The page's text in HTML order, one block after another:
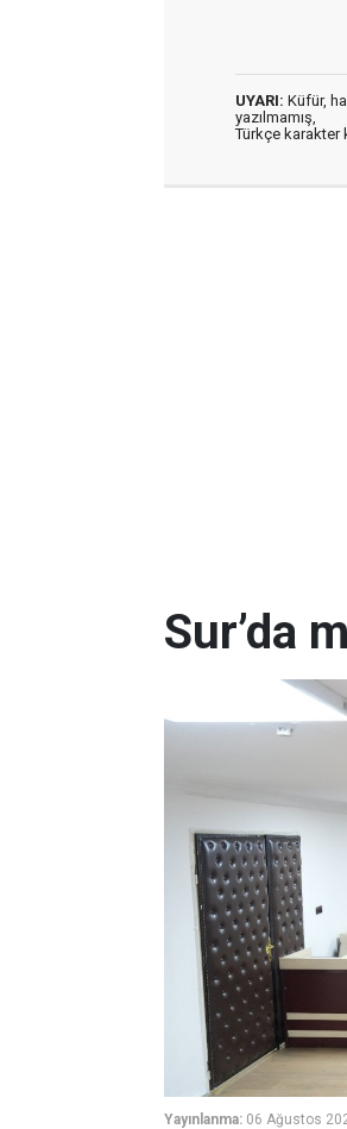
UYARI: Küfür,
yazılmamış,
Türkçe karakter
Sur’da
Yayınlanma: 06 Ağustos